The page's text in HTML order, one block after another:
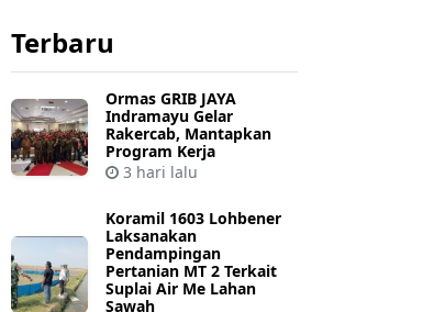
Terbaru
Ormas GRIB JAYA
Indramayu Gelar
Rakercab, Mantapkan
Program Kerja
3 hari lalu
Koramil 1603 Lohbener
Laksanakan
Pendampingan
Pertanian MT 2 Terkait
Suplai Air Me Lahan
Sawah